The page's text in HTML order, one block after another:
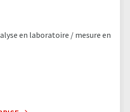
en laboratoire / mesure en